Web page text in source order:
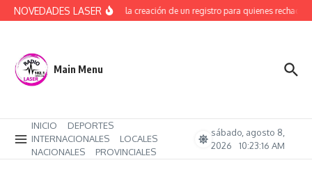
Saltar al contenido
NOVEDADES LASERAvanza la creación de un registro para quienes rechacen
Main Menu
INICIO
DEPORTES
INTERNACIONALES
LOCALES
NACIONALES
PROVINCIALES
sábado, agosto 8,
2026
10:23:17 AM